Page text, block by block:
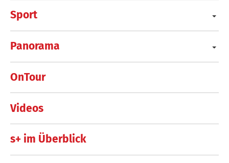
Sport
Panorama
OnTour
Videos
s+ im Überblick